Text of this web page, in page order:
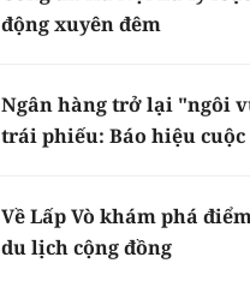
động xuyên đêm
Ngân hàng trở lại "ngôi
trái phiếu: Báo hiệu
Về Lấp Vò khám phá
du lịch cộng đồng